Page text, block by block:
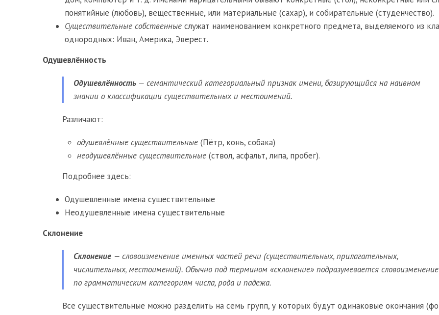
понятийные (любовь), вещественные, или материальные (сахар), и собирательные (студенчество).
Существительные собственные служат наименованием конкретного предмета, выделяемого из
однородных: Иван, Америка, Эверест.
Одушевлённость
Одушевлённость — семантический категориальный признак имени, базирующийся на наивном
знании о классификации существительных и местоимений.
Различают:
одушевлённые существительные (Пётр, конь, собака)
неодушевлённые существительные (ствол, асфальт, липа, пробег).
Подробнее здесь:
Одушевленные имена существительные
Неодушевленные имена существительные
Склонение
Склонение — словоизменение именных частей речи (существительных, прилагательных,
числительных, местоимений). Обычно под термином «склонение» подразумевается словоизменение
по грамматическим категориям числа, рода и падежа.
Все существительные можно разделить на семь групп, у которых будут одинаковые окончания